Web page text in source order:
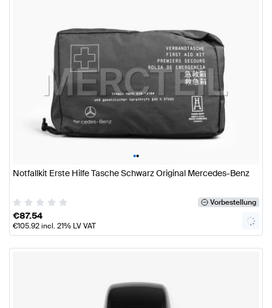
••
Notfallkit Erste Hilfe Tasche Schwarz Original Mercedes-Benz
Vorbestellung
€87.54
€105.92incl. 21% LV VAT